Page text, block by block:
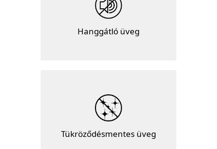
Hanggátló üveg
Tükröződésmentes üveg